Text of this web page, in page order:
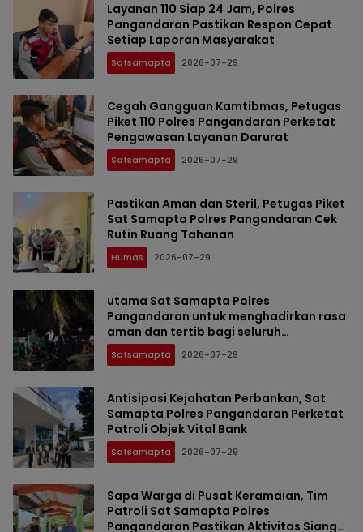
Layanan 110 Siap 24 Jam, Polres
Pangandaran Pastikan Respon Cepat
Setiap Laporan Masyarakat
Satsamapta 2026-07-29
Cegah Gangguan Kamtibmas, Petugas
Piket 110 Polres Pangandaran Perketat
Pengawasan Layanan Darurat
Satsamapta 2026-07-29
Pastikan Aman dan Steril, Petugas Piket
Sat Samapta Polres Pangandaran Cek
Rutin Ruang Tahanan
Humas 2026-07-29
utama Sat Samapta Polres
Pangandaran untuk menghadirkan rasa
aman dan tertib bagi seluruh
masyarakat Kabupaten Pangandaran.
Satsamapta 2026-07-29
Antisipasi Kejahatan Perbankan, Sat
Samapta Polres Pangandaran Perketat
Patroli Objek Vital Bank
Satsamapta 2026-07-29
Sapa Warga di Pusat Keramaian, Tim
Patroli Sat Samapta Polres
Pangandaran Pastikan Aktivitas Siang